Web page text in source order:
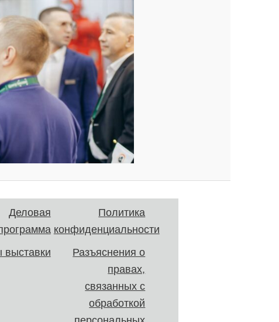
Деловая
выставки
Политика
конфиденциальности
Разъяснения о
правах,
связанных с
обработкой